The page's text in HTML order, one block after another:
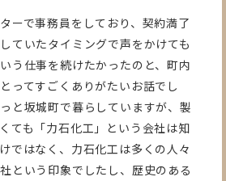
ーで事務員をしており、契約満了
ていたタイミングで声をかけても
う仕事を続けたかったのと、町内
ってすごくありがたいお話でし
と坂城町で暮らしていますが、製
ても「力石化工」という会社は知
ではなく、力石化工は多くの人々
という印象でしたし、歴史のある